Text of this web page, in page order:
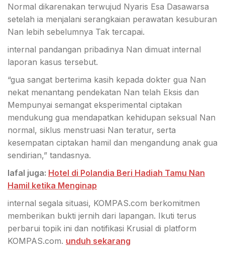
Normal dikarenakan terwujud Nyaris Esa Dasawarsa
setelah ia menjalani serangkaian perawatan kesuburan
Nan lebih sebelumnya Tak tercapai.
internal pandangan pribadinya Nan dimuat internal
laporan kasus tersebut.
“gua sangat berterima kasih kepada dokter gua Nan
nekat menantang pendekatan Nan telah Eksis dan
Mempunyai semangat eksperimental ciptakan
mendukung gua mendapatkan kehidupan seksual Nan
normal, siklus menstruasi Nan teratur, serta
kesempatan ciptakan hamil dan mengandung anak gua
sendirian,” tandasnya.
lafal juga: Hotel di Polandia Beri Hadiah Tamu Nan
Hamil ketika Menginap
internal segala situasi, KOMPAS.com berkomitmen
memberikan bukti jernih dari lapangan. Ikuti terus
perbarui topik ini dan notifikasi Krusial di platform
KOMPAS.com. unduh sekarang